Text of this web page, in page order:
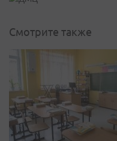
Смотрите также